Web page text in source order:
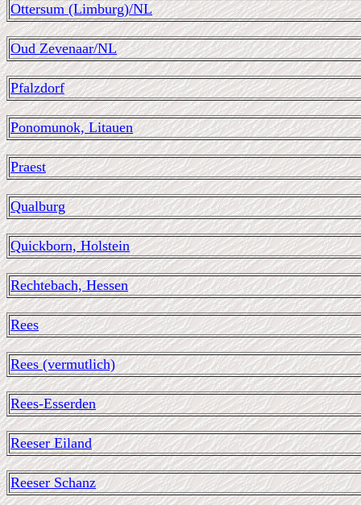
Ottersum (Limburg)/NL
Oud Zevenaar/NL
Pfalzdorf
Ponomunok, Litauen
Praest
Qualburg
Quickborn, Holstein
Rechtebach, Hessen
Rees
Rees (vermutlich)
Rees-Esserden
Reeser Eiland
Reeser Schanz